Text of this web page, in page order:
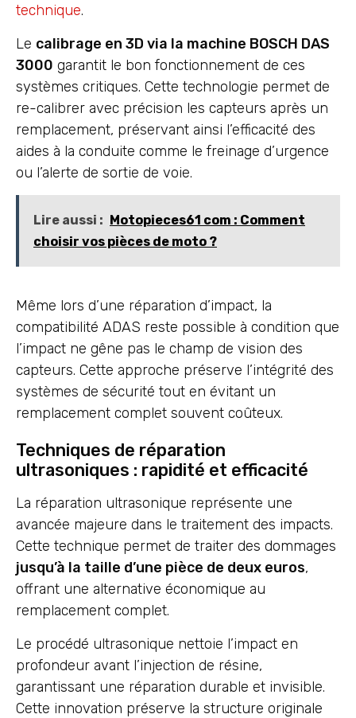
technique.
Le calibrage en 3D via la machine BOSCH DAS
3000 garantit le bon fonctionnement de ces
systèmes critiques. Cette technologie permet de
re-calibrer avec précision les capteurs après un
remplacement, préservant ainsi l’efficacité des
aides à la conduite comme le freinage d’urgence
ou l’alerte de sortie de voie.
Lire aussi : Motopieces61 com : Comment
choisir vos pièces de moto ?
Même lors d’une réparation d’impact, la
compatibilité ADAS reste possible à condition que
l’impact ne gêne pas le champ de vision des
capteurs. Cette approche préserve l’intégrité des
systèmes de sécurité tout en évitant un
remplacement complet souvent coûteux.
Techniques de réparation
ultrasoniques : rapidité et efficacité
La réparation ultrasonique représente une
avancée majeure dans le traitement des impacts.
Cette technique permet de traiter des dommages
jusqu’à la taille d’une pièce de deux euros,
offrant une alternative économique au
remplacement complet.
Le procédé ultrasonique nettoie l’impact en
profondeur avant l’injection de résine,
garantissant une réparation durable et invisible.
Cette innovation préserve la structure originale